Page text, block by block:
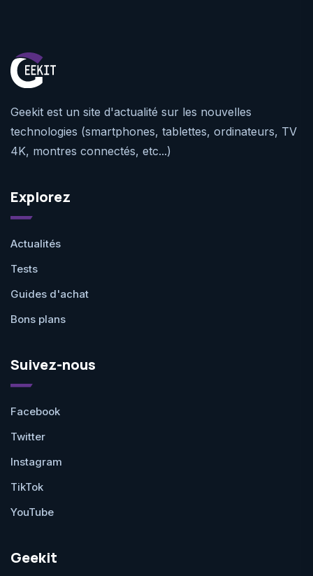
Geekit est un site d'actualité sur les nouvelles
technologies (smartphones, tablettes, ordinateurs, TV
4K, montres connectés, etc...)
Explorez
Actualités
Tests
Guides d'achat
Bons plans
Suivez-nous
Facebook
Twitter
Instagram
TikTok
YouTube
Geekit